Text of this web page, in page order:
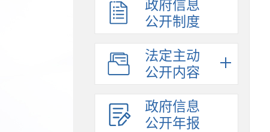
政府信息
公开制度
法定主动
公开内容
政府信息
公开年报